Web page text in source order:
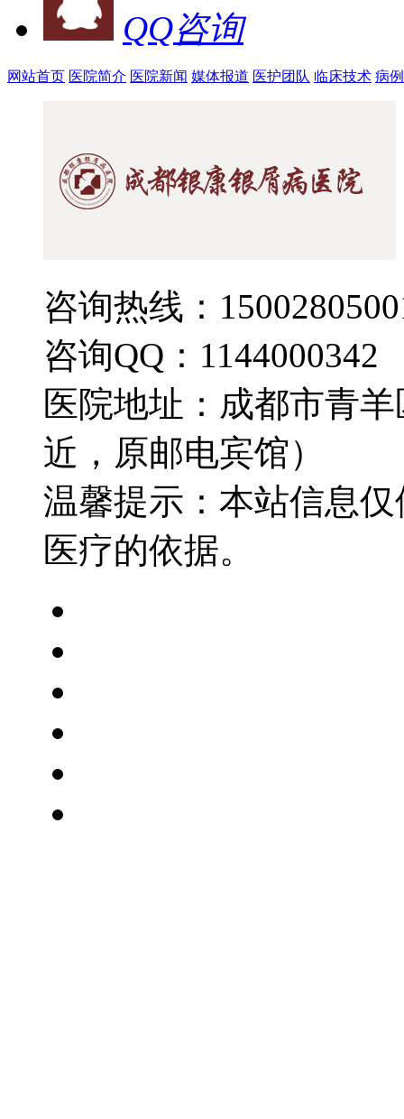
QQ咨询
网站首页 医院简介 医院新闻 媒体报道 医护团队 临床技术 病
咨询热线：
咨询QQ：1144000342
医院地址：成都市青
近，原邮电宾馆）
温馨提示：本站信息
医疗的依据。